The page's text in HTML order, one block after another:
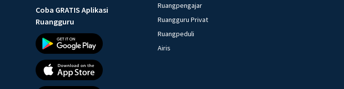
Coba GRATIS Aplikasi
Ruangguru
Ruangpengajar
Ruangguru Privat
Ruangpeduli
Airis